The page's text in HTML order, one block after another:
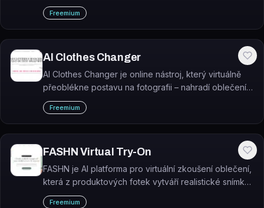
pomohl vybrat ten lepší.
Freemium
AI Clothes Changer
AI Clothes Changer je online nástroj, který virtuálně
přeoblékne postavu na fotografii – nahradí oblečení
zvoleným oděvem a vygeneruje realistický výsledný
snímek.
Freemium
FASHN Virtual Try-On
FASHN je AI platforma pro virtuální zkoušení oblečení,
která z produktových fotek vytváří realistické snímky
oděvů na modelech.
Freemium